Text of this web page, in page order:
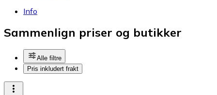
Info
Sammenlign priser og butikker
Alle filtre
Pris inkludert frakt